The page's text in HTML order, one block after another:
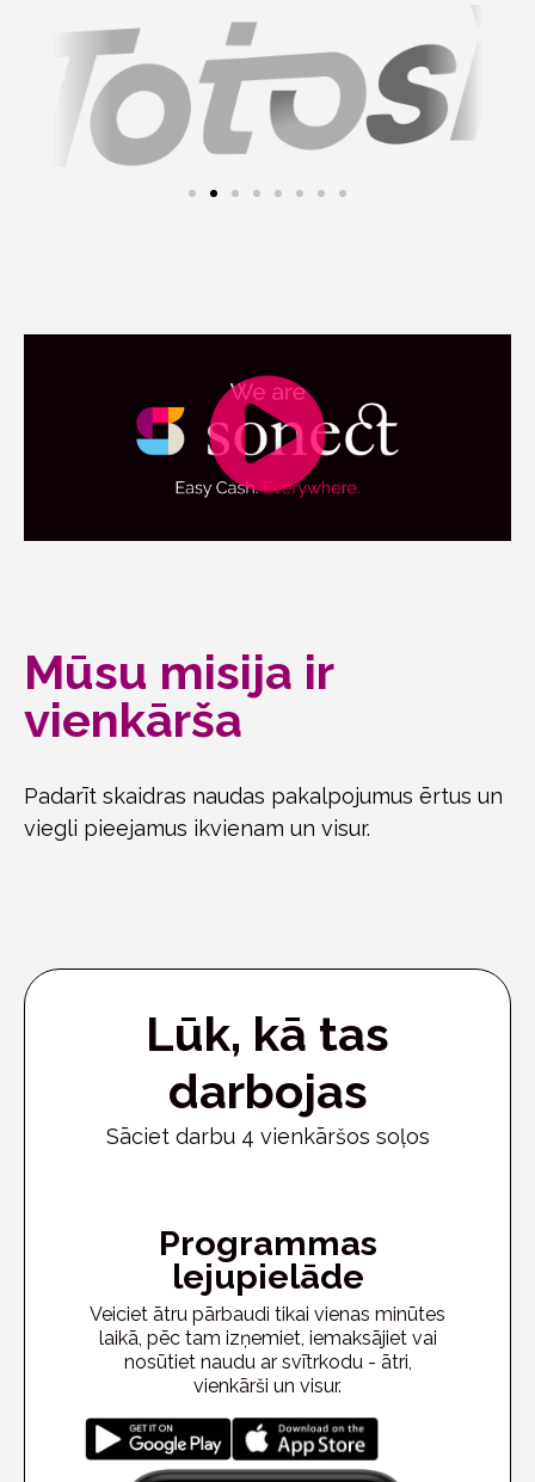
Mūsu misija ir
vienkārša
Padarīt skaidras naudas pakalpojumus ērtus un
viegli pieejamus ikvienam un visur.
Lūk, kā tas
darbojas
Sāciet darbu 4 vienkāršos soļos
Programmas
lejupielāde
Veiciet ātru pārbaudi tikai vienas minūtes
laikā, pēc tam izņemiet, iemaksājiet vai
nosūtiet naudu ar svītrkodu - ātri,
vienkārši un visur.